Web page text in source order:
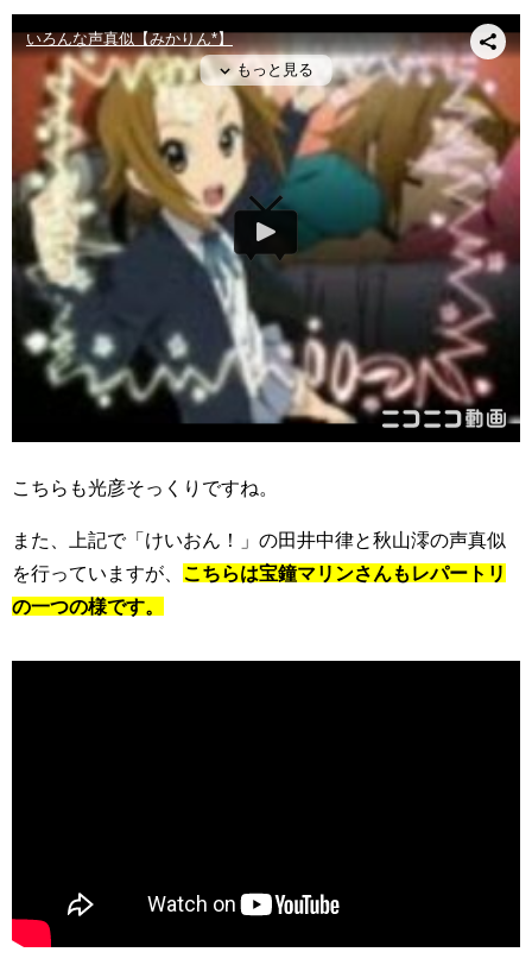
こちらも光彦そっくりですね。
また、上記で「けいおん！」の田井中律と秋山澪の声真似
を行っていますが、
こちらは宝鐘マリンさんもレパートリ
の一つの様です。